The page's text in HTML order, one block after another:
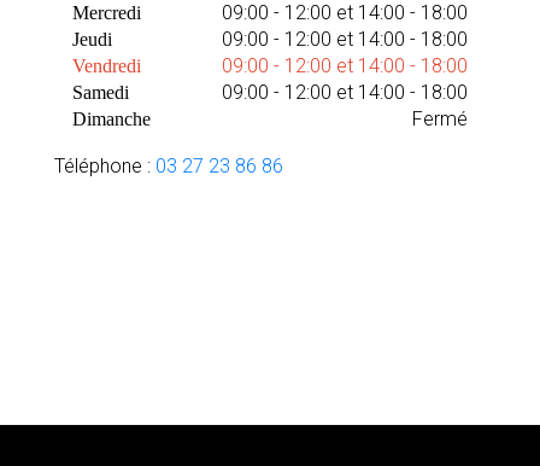
Mercredi 09:00 - 12:00 et 14:00 - 18:00
Jeudi 09:00 - 12:00 et 14:00 - 18:00
Vendredi 09:00 - 12:00 et 14:00 - 18:00
Samedi 09:00 - 12:00 et 14:00 - 18:00
Dimanche Fermé
Téléphone : 03 27 23 86 86